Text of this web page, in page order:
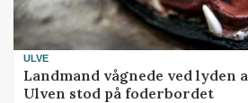
ULVE
Landmand vågnede ved lyden
Ulven stod på foderbordet